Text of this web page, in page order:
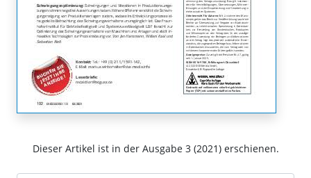
Dieser Artikel ist in der Ausgabe 3 (2021) erschienen.